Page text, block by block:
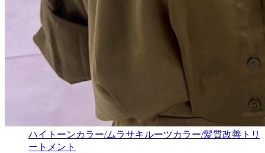
ハイトーンカラー/ムラサキルーツカラー/髪質改善トリ
ートメント